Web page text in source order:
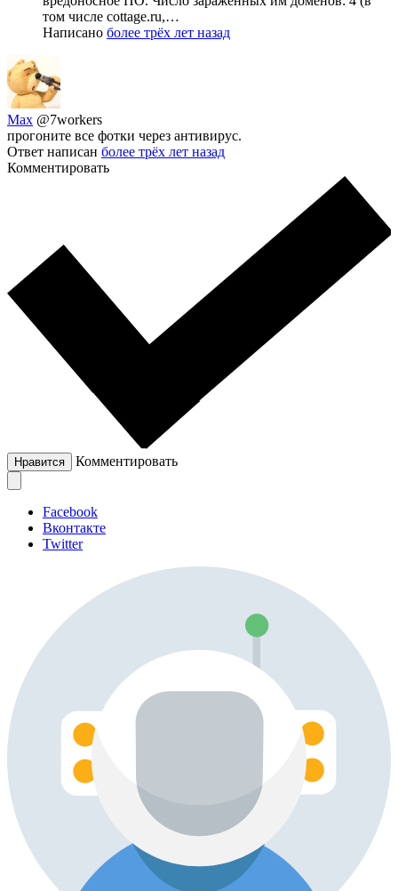
том числе cottage.ru,…
Написано более трёх лет назад
Max @7workers
прогоните все фотки через антивирус.
Ответ написан более трёх лет назад
Комментировать
Нравится Комментировать
Facebook
Вконтакте
Twitter